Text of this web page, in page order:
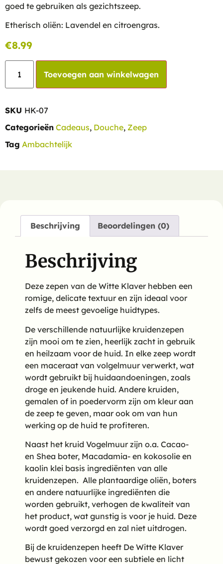
goed te gebruiken als gezichtszeep.
Etherisch oliën: Lavendel en citroengras.
€8.99
Toevoegen aan winkelwagen
SKU HK-07
Categorieën Cadeaus, Douche, Zeep
Tag Ambachtelijk
Beschrijving Beoordelingen (0)
Beschrijving
Deze zepen van de Witte Klaver hebben een
romige, delicate textuur en zijn ideaal voor
zelfs de meest gevoelige huidtypes.
De verschillende natuurlijke kruidenzepen
zijn mooi om te zien, heerlijk zacht in gebruik
en heilzaam voor de huid. In elke zeep wordt
een maceraat van volgelmuur verwerkt, wat
wordt gebruikt bij huidaandoeningen, zoals
droge en jeukende huid. Andere kruiden,
gemalen of in poedervorm zijn om kleur aan
de zeep te geven, maar ook om van hun
werking op de huid te profiteren.
Naast het kruid Vogelmuur zijn o.a. Cacao-
en Shea boter, Macadamia- en kokosolie en
kaolin klei basis ingrediënten van alle
kruidenzepen. Alle plantaardige oliën, boters
en andere natuurlijke ingrediënten die
worden gebruikt, verhogen de kwaliteit van
het product, wat gunstig is voor je huid. Deze
wordt goed verzorgd en zal niet uitdrogen.
Bij de kruidenzepen heeft De Witte Klaver
bewust gekozen voor een subtiele en licht